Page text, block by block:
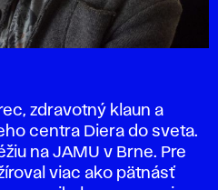
zdravotný klaun a
centra Diera do sveta.
na JAMU v Brne. Pre
viac ako pätnásť